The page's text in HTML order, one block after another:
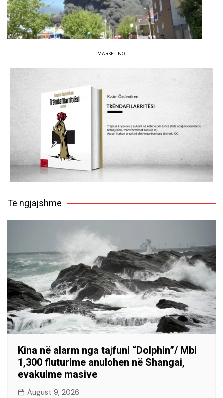
MARKETING
Të ngjajshme
Kina në alarm nga tajfuni “Dolphin”/ Mbi
1,300 fluturime anulohen në Shangai,
evakuime masive
August 9, 2026